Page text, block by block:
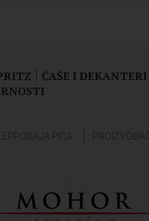
ČAŠE I DEKANTERI
PIĆA PROIZVOĐAČI